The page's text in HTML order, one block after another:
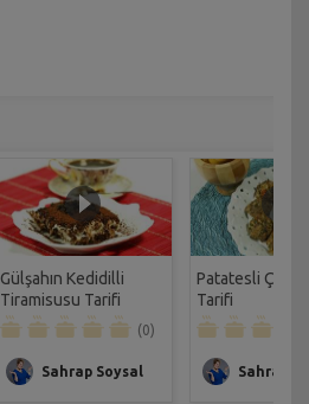
Gülşahın Kedidilli
Tiramisusu Tarifi
(0)
Sahrap Soysal
Patatesli Çıtır
Tarifi
Sahrap